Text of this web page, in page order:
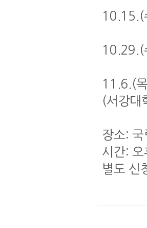
10.15.(
10.29.(
11.6.(
(서강대
장소:
시간:
별도 신